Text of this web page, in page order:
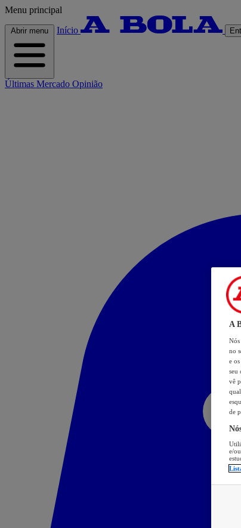
Menu principal
Abrir menu Início
Últimas Mercado Opinião
A
Nós
no
e
seu
vê
de
e/